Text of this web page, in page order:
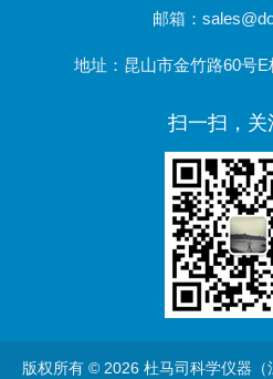
邮箱：
地址：昆山市金竹路60号E
扫一扫，关
版权所有 © 2026 杜马司科学仪器